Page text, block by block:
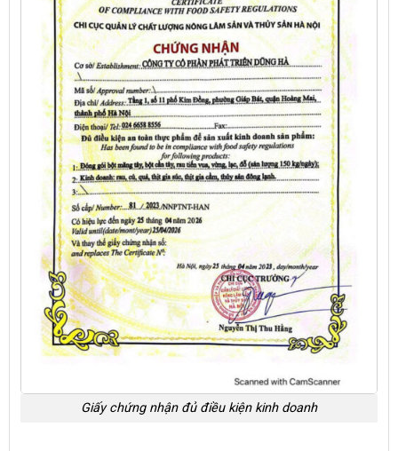
Giấy chứng nhận đủ điều kiện kinh doanh